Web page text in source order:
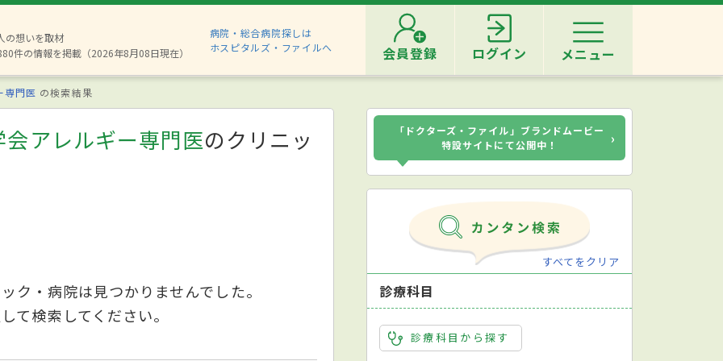
の想いを取材
件の情報を掲載（2026年8月08日現在）
病院・総合病院探しは
ホスピタルズ・ファイルへ
会員登録 ログイン メニュー
専門医 の検索結果
アレルギー専門医のクリニッ
ク・病院は見つかりませんでした。
て検索してください。
「ドクターズ・ファイル」ブランドムービー
特設サイトにて公開中！
›
すべてをクリア
診療科目
診療科目から探す